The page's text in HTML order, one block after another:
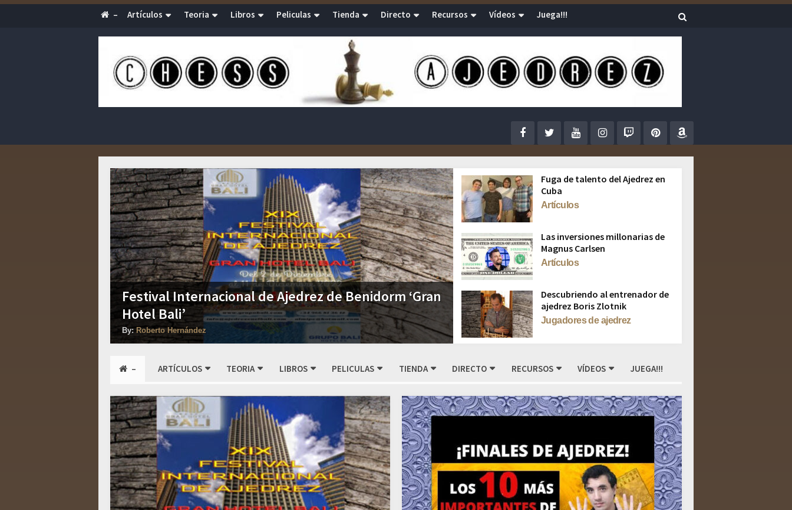
– Artículos Teoria Libros Peliculas Tienda Directo Recursos Vídeos Juega!!!
Festival Internacional de Ajedrez de Benidorm ‘Gran
Hotel Bali’
By: Roberto Hernández
Fuga de talento del Ajedrez en
Cuba
Artículos
Las inversiones millonarias de
Magnus Carlsen
Artículos
Descubriendo al entrenador de
ajedrez Boris Zlotnik
Jugadores de ajedrez
– ARTÍCULOS TEORIA LIBROS PELICULAS TIENDA DIRECTO RECURSOS VÍDEOS JUEGA!!!